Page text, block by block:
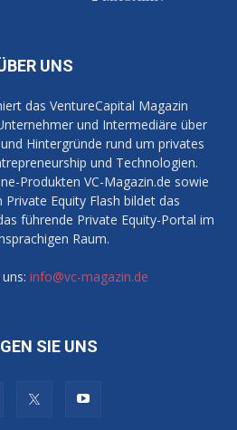
UNS
das VentureCapital Magazin
und Intermediäre über
Hintergründe rund um privates
und Technologien.
Produkten VC-Magazin.de sowie
Equity Flash bildet das
führende Private Equity-Portal im
Raum.
info@vc-magazin.de
SIE UNS